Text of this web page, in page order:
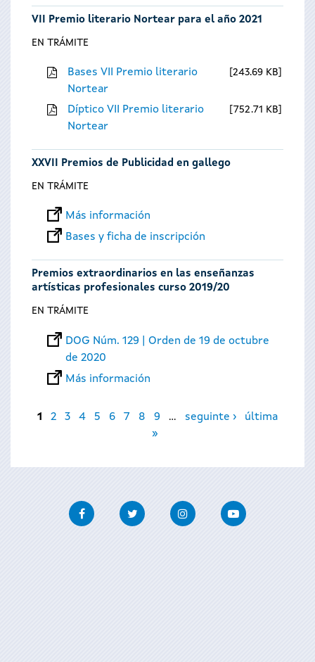
VII Premio literario Nortear para el año 2021
EN TRÁMITE
Bases VII Premio literario
Nortear
243.69 KB
Díptico VII Premio literario
Nortear
752.71 KB
XXVII Premios de Publicidad en gallego
EN TRÁMITE
Más información
Bases y ficha de inscripción
Premios extraordinarios en las enseñanzas
artísticas profesionales curso 2019/20
EN TRÁMITE
DOG Núm. 129 | Orden de 19 de octubre
de 2020
Más información
Páginas
1 2 3 4 5 6 7 8 9 … seguinte ›
última
»
FacebookTwitter InstagramYoutube